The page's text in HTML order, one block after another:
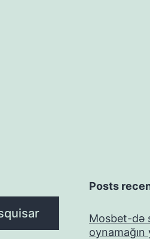
Posts
Mosbet-də